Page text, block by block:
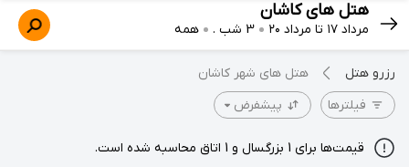
هتل های کاشان
مرداد ۱۷ تا مرداد ۲۰ 3 شب . همه
رزرو هتل
هتل های شهر کاشان
فیلترها
پیشفرض
قیمت‌ها برای 1 بزرگسال و 1 اتاق محاسبه شده است.